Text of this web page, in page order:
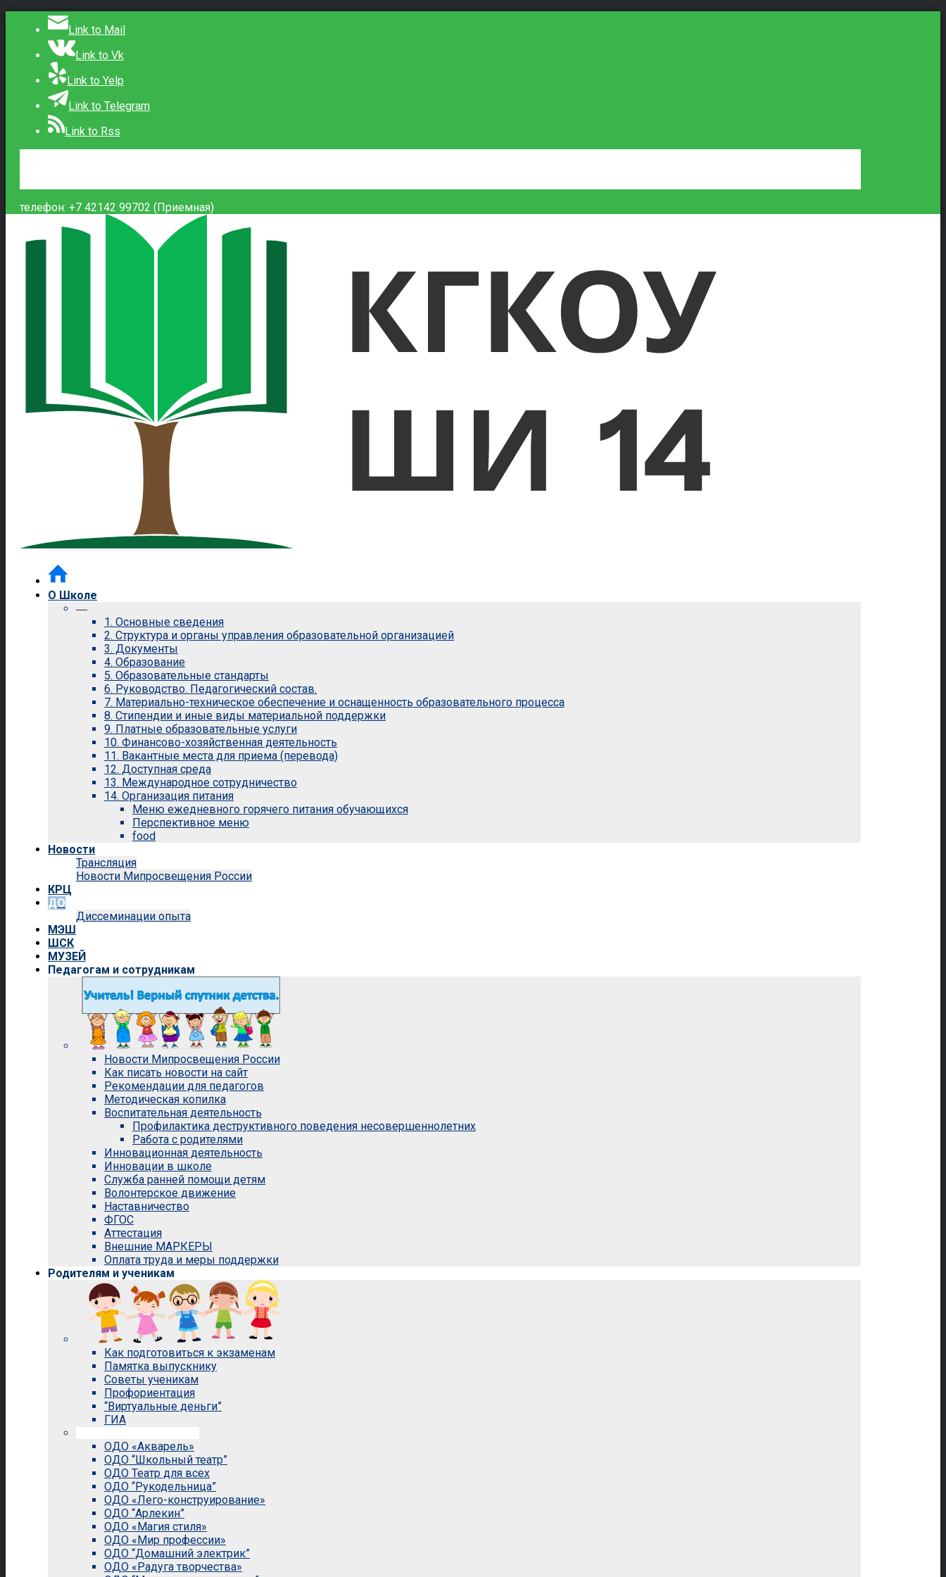
Link to Mail
Link to Vk
Link to Yelp
Link to Telegram
Link to Rss
телефон: +7 42142 99702 (Приемная)
О Школе
—
1. Основные сведения
2. Структура и органы управления образовательной организацией
3. Документы
4. Образование
5. Образовательные стандарты
6. Руководство. Педагогический состав.
7. Материально-техническое обеспечение и оснащенность образовательного процесса
8. Стипендии и иные виды материальной поддержки
9. Платные образовательные услуги
10. Финансово-хозяйственная деятельность
11. Вакантные места для приема (перевода)
12. Доступная среда
13. Международное сотрудничество
14. Организация питания
Меню ежедневного горячего питания обучающихся
Перспективное меню
food
Новости
Трансляция
Новости Мипросвещения России
КРЦ
ДО
Диссеминации опыта
МЭШ
ШСК
МУЗЕЙ
Педагогам и сотрудникам
Новости Мипросвещения России
Как писать новости на сайт
Рекомендации для педагогов
Методическая копилка
Воспитательная деятельность
Профилактика деструктивного поведения несовершеннолетних
Работа с родителями
Инновационная деятельность
Инновации в школе
Служба ранней помощи детям
Волонтерское движение
Наставничество
ФГОС
Аттестация
Внешние МАРКЕРЫ
Оплата труда и меры поддержки
Родителям и ученикам
Как подготовиться к экзаменам
Памятка выпускнику
Советы ученикам
Профориентация
“Виртуальные деньги”
ГИА
ОДО «Акварель»
ОДО “Школьный театр”
ОДО Театр для всех
ОДО “Рукодельница”
ОДО «Лего-конструирование»
ОДО “Арлекин”
ОДО «Магия стиля»
ОДО «Мир профессии»
ОДО “Домашний электрик”
ОДО «Радуга творчества»